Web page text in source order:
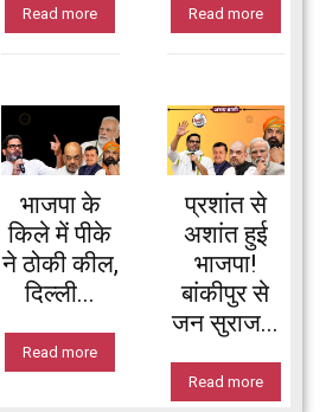
Read more Read more
भाजपा के
किले में पीके
ने ठोकी कील,
दिल्ली...
Read more
प्रशांत से
अशांत हुई
भाजपा!
बांकीपुर से
जन सुराज...
Read more